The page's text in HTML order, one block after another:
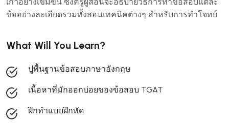
ข้ออย่างละเอียดรวมทั้งสอนเทคนิคต่างๆ สำหรับการทำโจทย์
What Will You Learn?
ปูพื้นฐานข้อสอบภาษาอังกฤษ
เนื้อหาที่มักออกบ่อยของข้อสอบ TGAT
ฝึกทำแบบฝึกหัด